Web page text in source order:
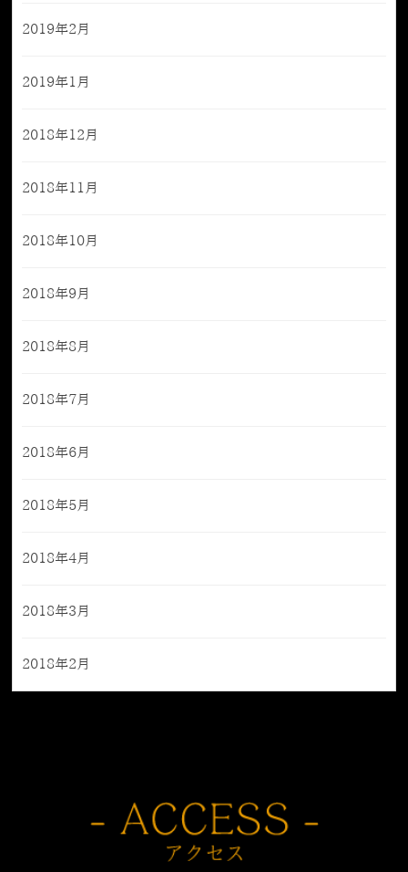
2019年2月
2019年1月
2018年12月
2018年11月
2018年10月
2018年9月
2018年8月
2018年7月
2018年6月
2018年5月
2018年4月
2018年3月
2018年2月